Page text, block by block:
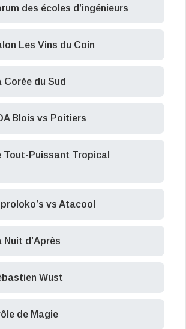
des écoles d’ingénieurs
Les Vins du Coin
Corée du Sud
Blois vs Poitiers
Tout-Puissant Tropical
vs Atacool
Nuit d’Après
Wust
de Magie